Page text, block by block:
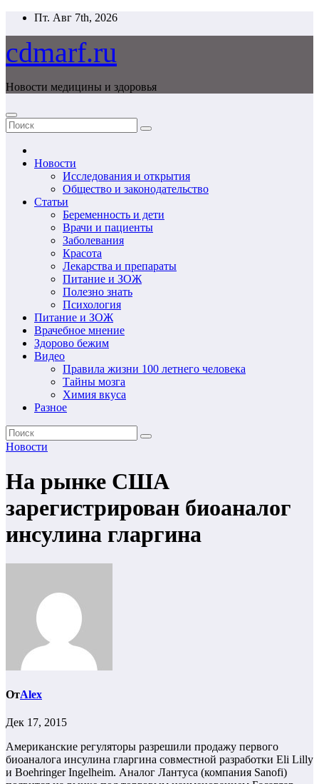
Перейти
содержимому
Пт. Авг 7th, 2026
cdmarf.ru
Новости медицины и здоровья
Новости
Исследования и открытия
Общество и законодательство
Статьи
Беременность и дети
Врачи и пациенты
Заболевания
Красота
Лекарства и препараты
Питание и ЗОЖ
Полезно знать
Психология
Питание и ЗОЖ
Врачебное мнение
Здорово бежим
Видео
Правила жизни 100 летнего человека
Тайны мозга
Химия вкуса
Разное
Новости
На рынке США
зарегистрирован биоаналог
инсулина гларгина
ОтAlex
Дек 17, 2015
Американские регуляторы разрешили продажу первого
биоаналога инсулина гларгина совместной разработки Eli Lilly
и Boehringer Ingelheim. Аналог Лантуса (компания Sanofi)